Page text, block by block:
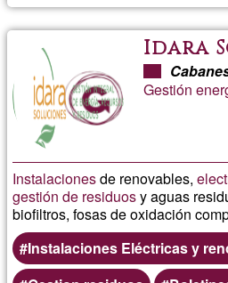
Idara
Gestión
Instalacionesde renovables,
gestión de residuosy aguas
biofiltros, fosas de oxidación
Instalaciones Eléctricas y